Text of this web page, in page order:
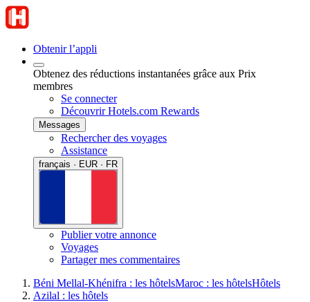
Obtenir l’appli
Obtenez des réductions instantanées grâce aux Prix
membres
Se connecter
Découvrir Hotels.com Rewards
Messages
Rechercher des voyages
Assistance
français · EUR · FR
Publier votre annonce
Voyages
Partager mes commentaires
Béni Mellal-Khénifra : les hôtelsMaroc : les hôtelsHôtels
Azilal : les hôtels